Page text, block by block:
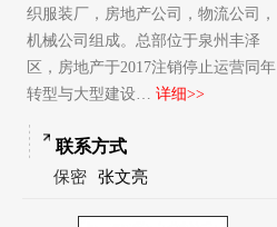
织服装厂，房地产公司，物流公司，
机械公司组成。总部位于泉州丰泽
区，房地产于2017注销停止运营同年
转型与大型建设… 详细>>
联系方式
保密 张文亮